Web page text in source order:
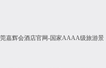
嘉辉会酒店官网-国家AAAA级旅游景